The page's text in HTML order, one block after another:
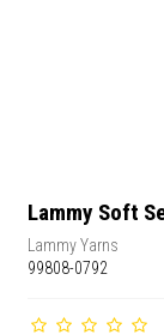
Lammy Soft
Lammy Yarns
99808-0792